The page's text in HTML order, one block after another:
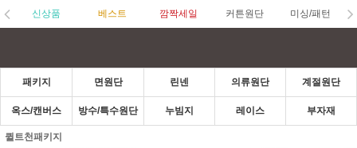
신상품 베스트 깜짝세일 커튼원단 미싱/패턴
패키지 면원단 린넨 의류원단 계절원단
옥스/캔버스 방수/특수원단 누빔지 레이스 부자재
퀼트천패키지